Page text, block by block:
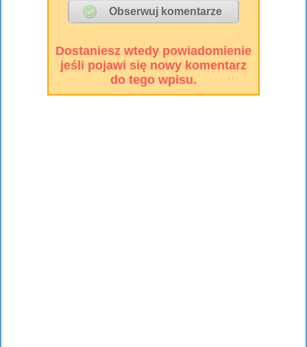
Dostaniesz wtedy powiadomienie
jeśli pojawi się nowy komentarz
do tego wpisu.